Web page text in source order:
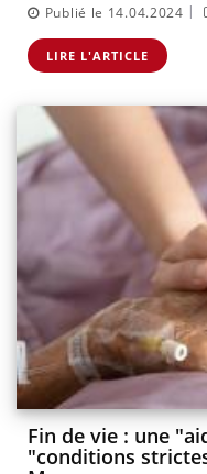
Publié le 14.04.2024 |
LIRE L'ARTICLE
Fin de vie : une
"conditions